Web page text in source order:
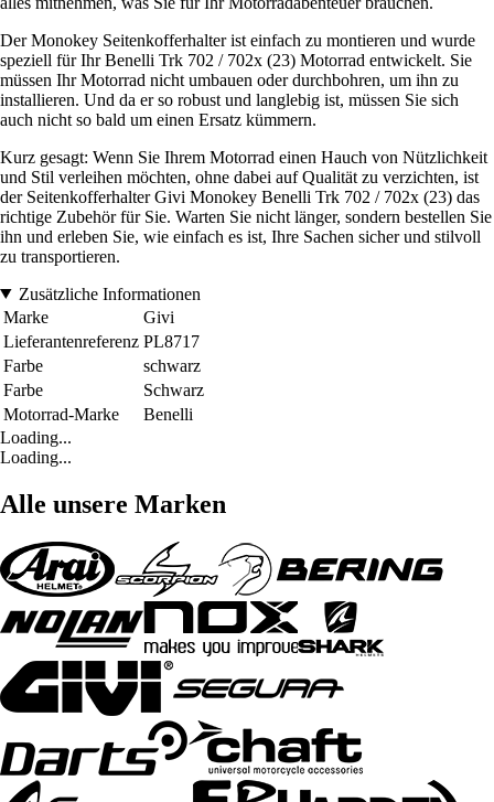
Der Monokey Seitenkofferhalter ist einfach zu montieren und wurde
speziell für Ihr Benelli Trk 702 / 702x (23) Motorrad entwickelt. Sie
müssen Ihr Motorrad nicht umbauen oder durchbohren, um ihn zu
installieren. Und da er so robust und langlebig ist, müssen Sie sich
auch nicht so bald um einen Ersatz kümmern.
Kurz gesagt: Wenn Sie Ihrem Motorrad einen Hauch von Nützlichkeit
und Stil verleihen möchten, ohne dabei auf Qualität zu verzichten, ist
der Seitenkofferhalter Givi Monokey Benelli Trk 702 / 702x (23) das
richtige Zubehör für Sie. Warten Sie nicht länger, sondern bestellen Sie
ihn und erleben Sie, wie einfach es ist, Ihre Sachen sicher und stilvoll
zu transportieren.
Zusätzliche Informationen
Marke
Givi
Lieferantenreferenz PL8717
Farbe
schwarz
Farbe
Schwarz
Motorrad-Marke
Benelli
Loading...
Loading...
Alle unsere Marken